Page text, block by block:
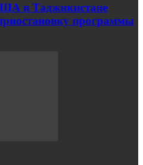
в Таджикистане
программы